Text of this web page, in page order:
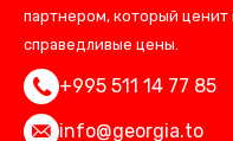
партнером, который ценит
справедливые цены.
+995 511 14 77 85
info@georgia.to